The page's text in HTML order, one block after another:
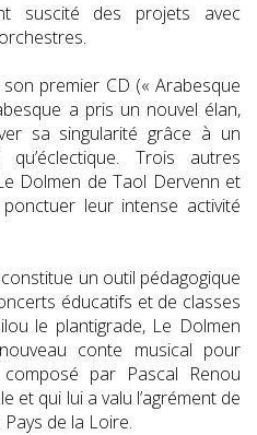
suscité des projets avec
premier CD (« Arabesque
a pris un nouvel élan,
sa singularité grâce à un
Trois autres
Dolmen de Taol Dervenn et
leur intense activité
un outil pédagogique
éducatifs et de classes
le plantigrade, Le Dolmen
conte musical pour
par Pascal Renou
et qui lui a valu l’agrément de
de la Loire.